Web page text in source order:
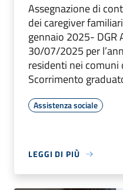
Assegnazione di
dei caregiver
gennaio 2025- DGR
30/07/2025 per
residenti nei
Scorrimento
Assistenza sociale
LEGGI DI PIÙ